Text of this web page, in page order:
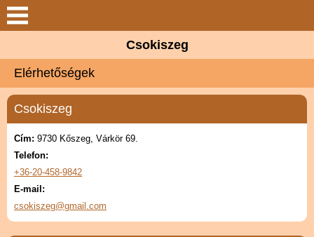
Keresés
Csokiszeg
Elérhetőségek
Termékek
Szolgáltatások
Partnerek
Csokiszeg
Elérhetőségek
Csokiszeg
Cím: 9730 Kőszeg, Várkör 69.
Telefon:
+36-20-458-9842
E-mail:
csokiszeg@gmail.com